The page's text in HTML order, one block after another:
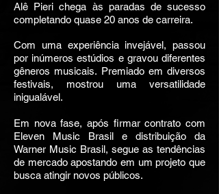
Alê Pieri chega às paradas de sucesso
completando quase 20 anos de carreira.
Com uma experiência invejável, passou
por inúmeros estúdios e gravou diferentes
gêneros musicais. Premiado em diversos
festivais, mostrou uma versatilidade
inigualável.
Em nova fase, após firmar contrato com
Eleven Music Brasil e distribuição da
Warner Music Brasil, segue as tendências
de mercado apostando em um projeto que
busca atingir novos públicos.